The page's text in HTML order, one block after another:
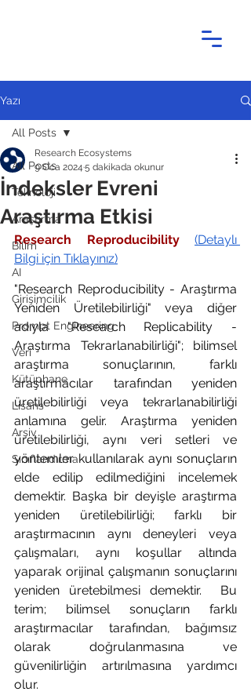
Yazı
All Posts
Teknoloji
Araştırma
Bilim
AI
Girişimcilik
Prompt Engineering
Veri
Kütüphane
Lisans
Arşiv
Sınıflandırma
All Posts
İndeksler Evreni
Araştırma Etkisi
Research Ecosystems
9 Oca 2024 5 dakikada okunur
Research Reproducibility (Detaylı
Bilgi için Tıklayınız)
"Research Reproducibility - Araştırma
Yeniden Üretilebilirliği" veya diğer
adıyla "Research Replicability -
Araştırma Tekrarlanabilirliği"; bilimsel
araştırma sonuçlarının, farklı
araştırmacılar tarafından yeniden
üretilebilirliği veya tekrarlanabilirliği
anlamına gelir. Araştırma yeniden
üretilebilirliği, aynı veri setleri ve
yöntemler kullanılarak aynı sonuçların
elde edilip edilmediğini incelemek
demektir. Başka bir deyişle araştırma
yeniden üretilebilirliği; farklı bir
araştırmacının aynı deneyleri veya
çalışmaları, aynı koşullar altında
yaparak orijinal çalışmanın sonuçlarını
yeniden üretebilmesi demektir.  Bu
terim; bilimsel sonuçların farklı
araştırmacılar tarafından, bağımsız
olarak doğrulanmasına ve
güvenilirliğin artırılmasına yardımcı
olur.